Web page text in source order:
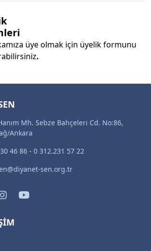
üye olmak için üyelik formunu
.
Mh. Sebze Bahçeleri Cd. No:86,
Ankara
46 86 - 0 312.231 57 22
sen.org.tr